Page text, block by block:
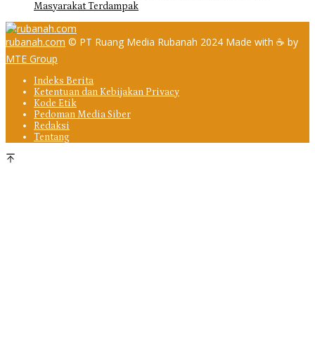
Masyarakat Terdampak
rubanah.com © PT Ruang Media Rubanah 2024 Made with ☕ by
MTE Group
Indeks Berita
Ketentuan dan Kebijakan Privacy
Kode Etik
Pedoman Media Siber
Redaksi
Tentang